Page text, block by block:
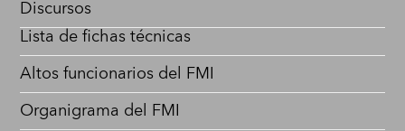
Discursos
Lista de fichas técnicas
Altos funcionarios del FMI
Organigrama del FMI